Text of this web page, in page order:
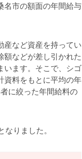
名市の額面の年間給与
など資産を持ってい
額などが差し引かれた
います。そこで、シゴ
資料をもとに平均の年
に絞った年間給料の
りました。